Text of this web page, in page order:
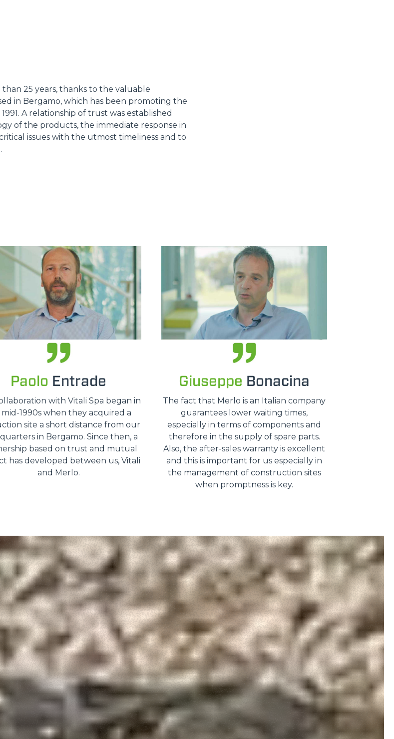
25 years, thanks to the valuable
in Bergamo, which has been promoting the
A relationship of trust was established
of the products, the immediate response in
issues with the utmost timeliness and to
Paolo Entrade
with Vitali Spa began in
1990s when they acquired a
site a short distance from our
in Bergamo. Since then, a
based on trust and mutual
has developed between us, Vitali
and Merlo.
Giuseppe Bonacina
The fact that Merlo is an Italian company
guarantees lower waiting times,
especially in terms of components and
therefore in the supply of spare parts.
Also, the after-sales warranty is excellent
and this is important for us especially in
the management of construction sites
when promptness is key.